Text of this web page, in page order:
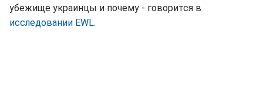
убежище украинцы и почему - говорится в
исследовании EWL.